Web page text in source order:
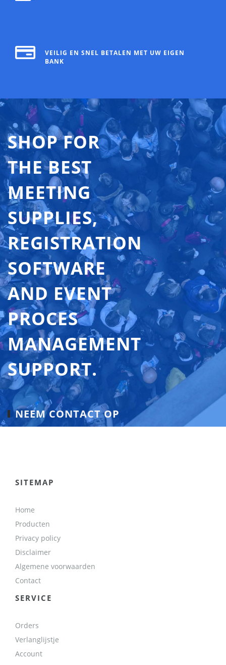
VEILIG EN SNEL BETALEN MET UW EIGEN
BANK
SHOP FOR
THE BEST
MEETING
SUPPLIES,
REGISTRATION
SOFTWARE
AND EVENT
PROCES
MANAGEMENT
SUPPORT.
NEEM CONTACT OP
SITEMAP
Home
Producten
Privacy policy
Disclaimer
Algemene voorwaarden
Contact
SERVICE
Orders
Verlanglijstje
Account